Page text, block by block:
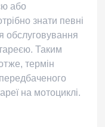
або
знати певні
обслуговування
Таким
термін
на мотоциклі.